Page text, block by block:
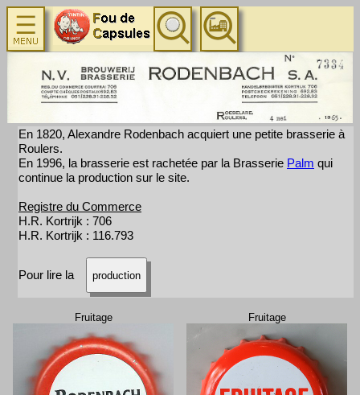
En 1820, Alexandre Rodenbach acquiert une petite brasserie à
Roulers.
En 1996, la brasserie est rachetée par la Brasserie Palm qui
continue la production sur le site.
Registre du Commerce
H.R. Kortrijk : 706
H.R. Kortrijk : 116.793
Pour lire la production
Fruitage Fruitage